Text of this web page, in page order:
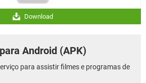
Download
Android (APK)
para assistir filmes e programas de